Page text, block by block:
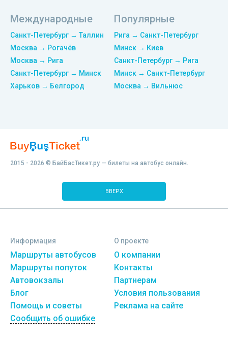
Международные
Санкт-Петербург → Таллин
Москва → Рогачёв
Москва → Рига
Санкт-Петербург → Минск
Харьков → Белгород
Популярные
Рига → Санкт-Петербург
Минск → Киев
Санкт-Петербург → Рига
Минск → Санкт-Петербург
Москва → Вильнюс
2015 - 2026 © БайБасТикет.ру — билеты на автобус онлайн.
ВВЕРХ
Информация
Маршруты автобусов
Маршруты попуток
Автовокзалы
Блог
Помощь и советы
Сообщить об ошибке
О проекте
О компании
Контакты
Партнерам
Условия пользования
Реклама на сайте